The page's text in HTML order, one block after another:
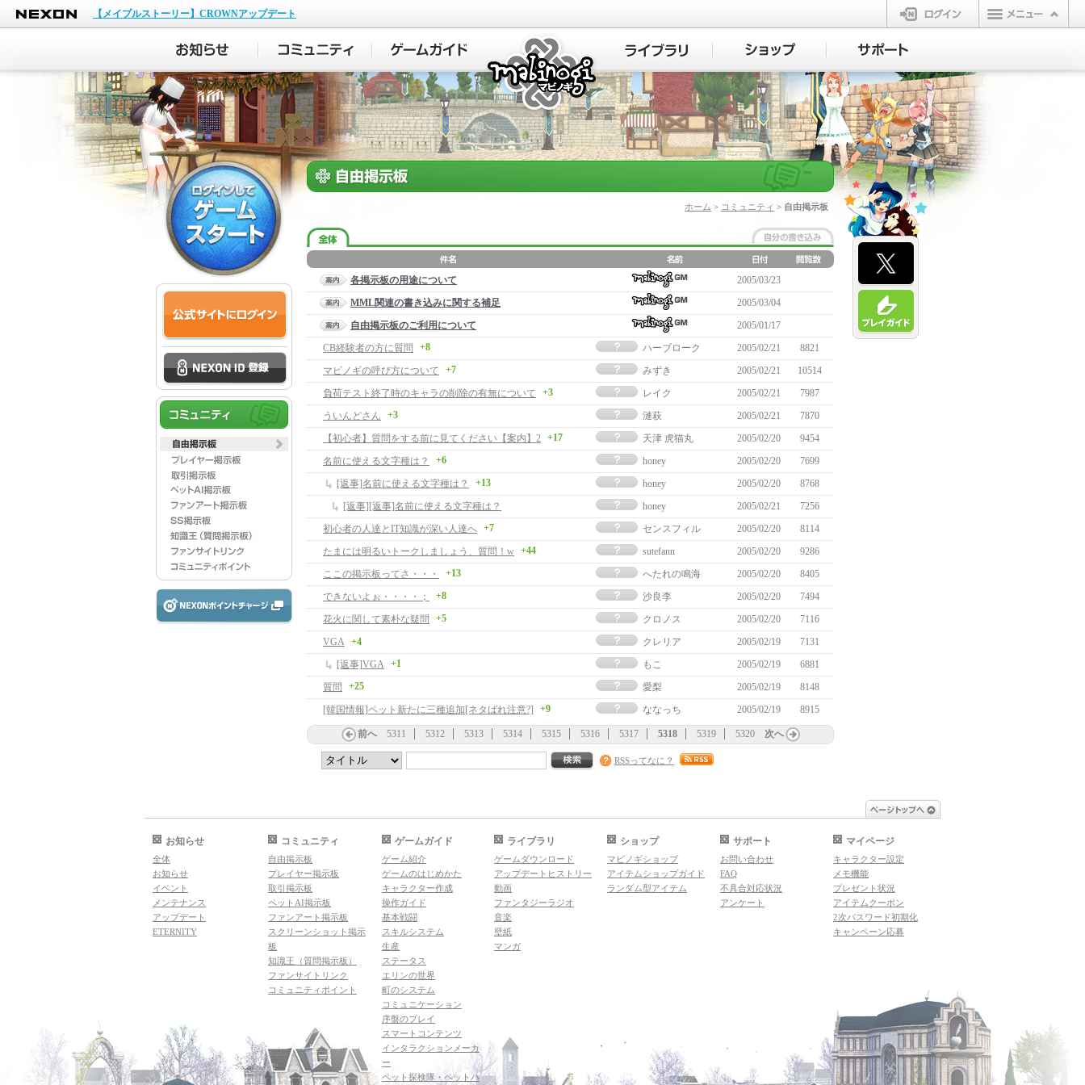
NEXON
【メイプルストーリー】CROWNアップデート
ログイン
マビノギ
ホーム > コミュニティ > 自由掲示板
各掲示板の用途について
2005/03/23
MML関連の書き込みに関する補足
2005/03/04
自由掲示板のご利用について
2005/01/17
CB経験者の方に質問
+8 ハーブローク 2005/02/21
8821
マビノギの呼び方について
+7 みずき 2005/02/21
10514
負荷テスト終了時のキャラの削除の有無について
+3 レイク 2005/02/21
7987
ういんどさん
+3 漣萩 2005/02/21
7870
【初心者】質問をする前に見てください【案内】2 +17 天津 虎猫丸 2005/02/20
9454
名前に使える文字種は？
+6 honey 2005/02/20
7699
[返事]名前に使える文字種は？
+13 honey 2005/02/20
8768
[返事][返事]名前に使える文字種は？
honey 2005/02/21
7256
初心者の人達とIT知識が深い人達へ +7 センスフィル 2005/02/20
8114
たまには明るいトークしましょう、質問！w +44 sutefann 2005/02/20
9286
ここの掲示板ってさ・・・
+13 へたれの鳴海 2005/02/20
8405
できないよぉ・・・・；
+8 沙良李 2005/02/20
7494
花火に関して素朴な疑問
+5 クロノス 2005/02/20
7116
VGA +4 クレリア 2005/02/19
7131
[返事]VGA +1 もこ 2005/02/19
6881
質問
+25 愛梨 2005/02/19
8148
[韓国情報]ペット新たに三種追加[ネタばれ注意?]
+9 ななっち 2005/02/19 8915
前へ 5311 5312 5313 5314 5315 5316 5317 5318 5319 5320 次へ
RSSってなに？
お知らせ
全体
お知らせ
イベント
メンテナンス
アップデート
ETERNITY
コミュニティ
自由掲示板
プレイヤー掲示板
取引掲示板
ペットAI掲示板
ファンアート掲示板
スクリーンショット掲示
板
知識王（質問掲示板）
ファンサイトリンク
コミュニティポイント
ゲームガイド
ゲーム紹介
ゲームのはじめかた
キャラクター作成
操作ガイド
基本戦闘
スキルシステム
生産
ステータス
エリンの世界
町のシステム
コミュニケーション
序盤のプレイ
スマートコンテンツ
インタラクションメーカ
ー
ペット探検隊・ペットハ
ライブラリ
ゲームダウンロード
アップデートヒストリー
動画
ファンタジーラジオ
音楽
壁紙
マンガ
ショップ
マビノギショップ
アイテムショップガイド
ランダム型アイテム
サポート
お問い合わせ
FAQ
不具合対応状況
アンケート
マイページ
キャラクター設定
メモ機能
プレゼント状況
アイテムクーポン
2次パスワード初期化
キャンペーン応募